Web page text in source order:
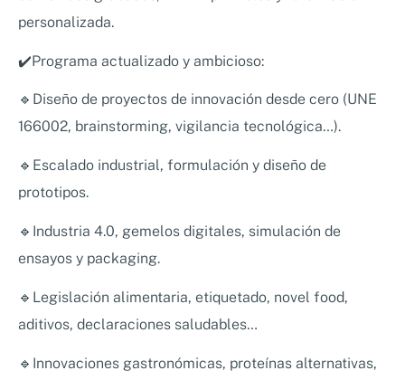
personalizada.
✔️Programa actualizado y ambicioso:
🔹Diseño de proyectos de innovación desde cero (UNE
166002, brainstorming, vigilancia tecnológica…).
🔹Escalado industrial, formulación y diseño de
prototipos.
🔹Industria 4.0, gemelos digitales, simulación de
ensayos y packaging.
🔹Legislación alimentaria, etiquetado, novel food,
aditivos, declaraciones saludables…
🔹Innovaciones gastronómicas, proteínas alternativas,